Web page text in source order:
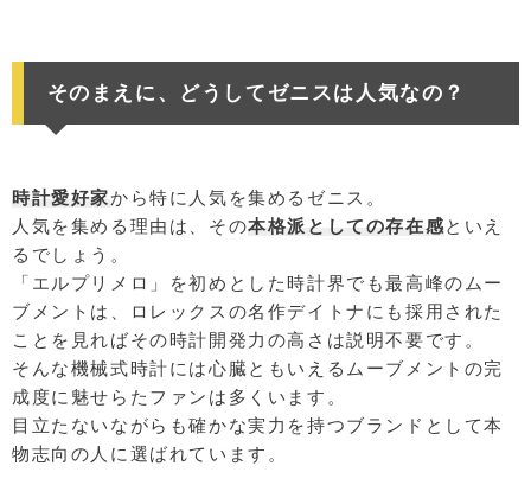
そのまえに、どうしてゼニスは人気なの？
時計愛好家から特に人気を集めるゼニス。
人気を集める理由は、その本格派としての存在感といえ
るでしょう。
「エルプリメロ」を初めとした時計界でも最高峰のムー
ブメントは、ロレックスの名作デイトナにも採用された
ことを見ればその時計開発力の高さは説明不要です。
そんな機械式時計には心臓ともいえるムーブメントの完
成度に魅せらたファンは多くいます。
目立たないながらも確かな実力を持つブランドとして本
物志向の人に選ばれています。